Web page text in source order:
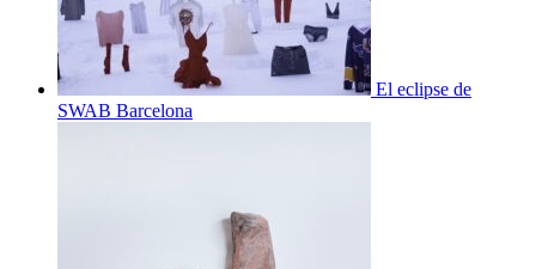
El eclipse de
SWAB Barcelona